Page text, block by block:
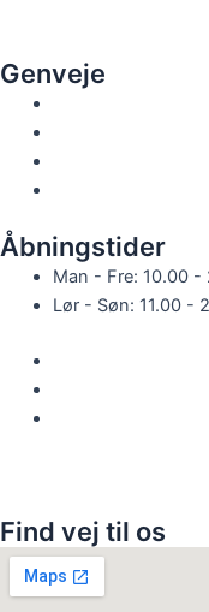
Genveje
Åbningstider
Man - Fre: 10.00 -
Lør - Søn: 11.00 -
Find vej til os